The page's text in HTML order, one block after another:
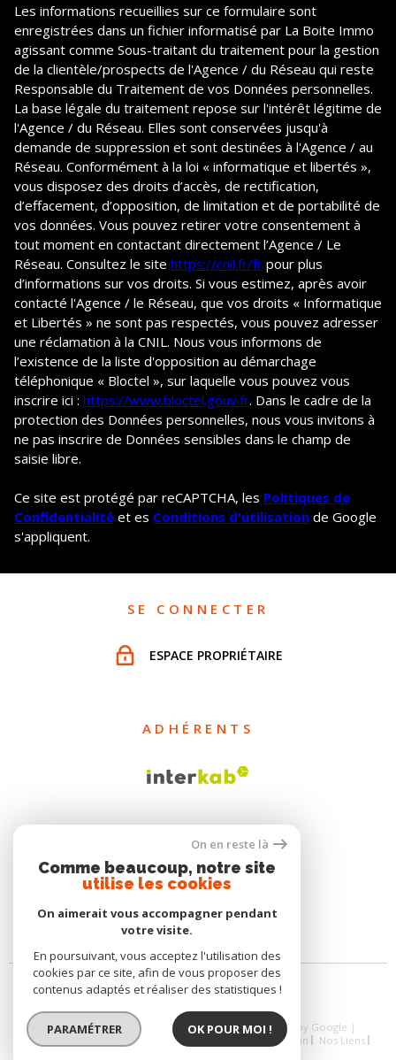
Les informations recueillies sur ce formulaire sont
enregistrées dans un fichier informatisé par La Boite Immo
agissant comme Sous-traitant du traitement pour la gestion
de la clientèle/prospects de l'Agence / du Réseau qui reste
Responsable du Traitement de vos Données personnelles.
La base légale du traitement repose sur l'intérêt légitime de
l'Agence / du Réseau. Elles sont conservées jusqu'à
demande de suppression et sont destinées à l'Agence / au
Réseau. Conformément à la loi « informatique et libertés »,
vous disposez des droits d’accès, de rectification,
d’effacement, d’opposition, de limitation et de portabilité de
vos données. Vous pouvez retirer votre consentement à
tout moment en contactant directement l’Agence / Le
Réseau. Consultez le site https://cnil.fr/fr pour plus
d’informations sur vos droits. Si vous estimez, après avoir
contacté l'Agence / le Réseau, que vos droits « Informatique
et Libertés » ne sont pas respectés, vous pouvez adresser
une réclamation à la CNIL. Nous vous informons de
l’existence de la liste d'opposition au démarchage
téléphonique « Bloctel », sur laquelle vous pouvez vous
inscrire ici : https://www.bloctel.gouv.fr. Dans le cadre de la
protection des Données personnelles, nous vous invitons à
ne pas inscrire de Données sensibles dans le champ de
saisie libre.
Ce site est protégé par reCAPTCHA, les Politiques de
Confidentialité et es Conditions d'utilisation de Google
s'appliquent.
SE CONNECTER
ESPACE PROPRIÉTAIRE
ADHÉRENTS
© 2026 | Tous droits réservés | Traduction powered by Google |
Nos Honoraires
Plan Du Site Admin
Nos Liens
On en reste là
Comme beaucoup, notre site
utilise les cookies
On aimerait vous accompagner pendant
votre visite.
En poursuivant, vous acceptez l'utilisation des
cookies par ce site, afin de vous proposer des
contenus adaptés et réaliser des statistiques !
PARAMÉTRER OK POUR MOI !